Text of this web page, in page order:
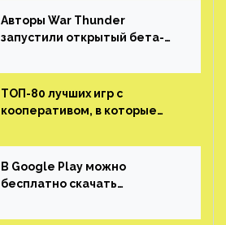
Авторы War Thunder
запустили открытый бета-
трейлер и скриншоты
ТОП-80 лучших игр с
кооперативом, в которые
(никаких MMO)
В Google Play можно
бесплатно скачать
открытым миром, прокачкой,